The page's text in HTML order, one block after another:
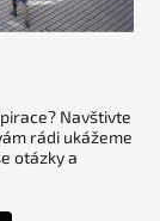
Navštivte
rádi ukážeme
otázky a